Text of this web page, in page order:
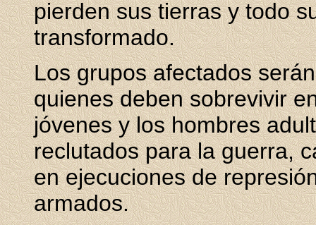
pierden sus tierras y todo
transformado.
Los grupos afectados
quienes deben sobrevivir
jóvenes y los hombres
reclutados para la guerra,
en ejecuciones de
armados.